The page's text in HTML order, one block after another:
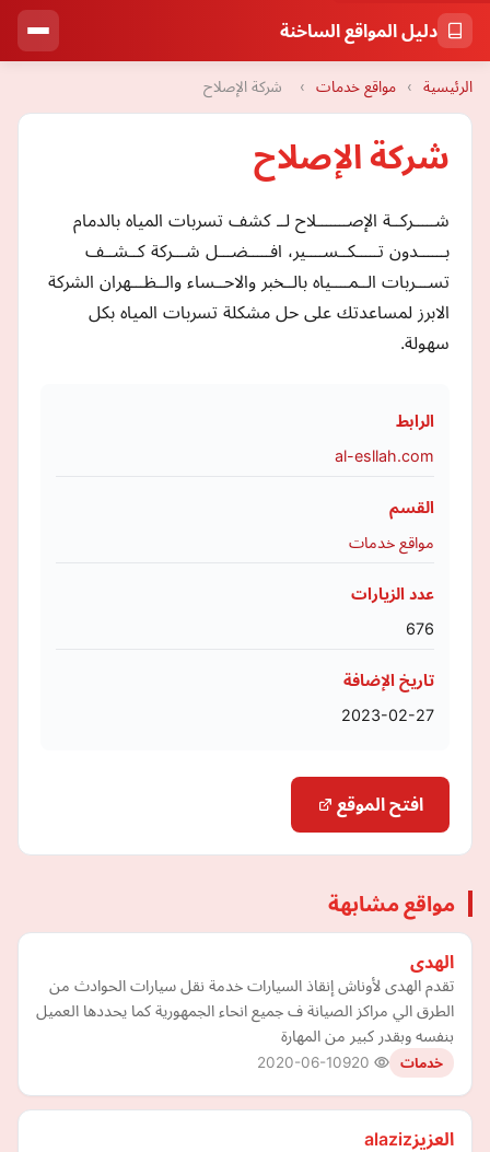
دليل المواقع الساخنة
الرئيسية › مواقع خدمات › شركة الإصلاح
شركة الإصلاح
شـــــركــة الإصـــــــلاح لــ كشف تسربات المياه بالدمام
بــــــدون تـــــكــســــير، افـــــضـــل شـــركة كــشــف
تســـربات الــمــــياه بالــخبر والاحــساء والــظـــهران الشركة
الابرز لمساعدتك على حل مشكلة تسربات المياه بكل
سهولة.
الرابط
al-esllah.com
القسم
مواقع خدمات
عدد الزيارات
676
تاريخ الإضافة
2023-02-27
افتح الموقع
مواقع مشابهة
الهدى
تقدم الهدى لأوناش إنقاذ السيارات خدمة نقل سيارات الحوادث من
الطرق الي مراكز الصيانة ف جميع انحاء الجمهورية كما يحددها العميل
بنفسه وبقدر كبير من المهارة
خدمات 2020-06-10
العزيزalaziz